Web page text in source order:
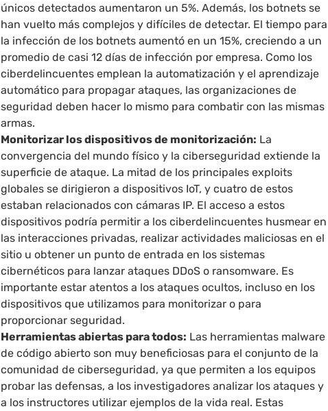
únicos detectados aumentaron un 5%. Además, los botnets se
han vuelto más complejos y difíciles de detectar. El tiempo para
la infección de los botnets aumentó en un 15%, creciendo a un
promedio de casi 12 días de infección por empresa. Como los
ciberdelincuentes emplean la automatización y el aprendizaje
automático para propagar ataques, las organizaciones de
seguridad deben hacer lo mismo para combatir con las mismas
armas.
Monitorizar los dispositivos de monitorización: La
convergencia del mundo físico y la ciberseguridad extiende la
superficie de ataque. La mitad de los principales exploits
globales se dirigieron a dispositivos IoT, y cuatro de estos
estaban relacionados con cámaras IP. El acceso a estos
dispositivos podría permitir a los ciberdelincuentes husmear en
las interacciones privadas, realizar actividades maliciosas en el
sitio u obtener un punto de entrada en los sistemas
cibernéticos para lanzar ataques DDoS o ransomware. Es
importante estar atentos a los ataques ocultos, incluso en los
dispositivos que utilizamos para monitorizar o para
proporcionar seguridad.
Herramientas abiertas para todos: Las herramientas malware
de código abierto son muy beneficiosas para el conjunto de la
comunidad de ciberseguridad, ya que permiten a los equipos
probar las defensas, a los investigadores analizar los ataques y
a los instructores utilizar ejemplos de la vida real. Estas